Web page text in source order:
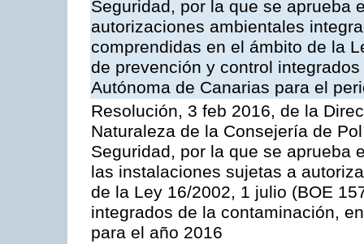
Seguridad, por la que se aprueba
autorizaciones ambientales
comprendidas en el ámbito de la
de prevención y control
Autónoma de Canarias para el
Resolución, 3 feb 2016, de la
Naturaleza de la Consejería de
Seguridad, por la que se aprueba
las instalaciones sujetas a
de la Ley 16/2002, 1 julio (BOE
integrados de la contaminación,
para el año 2016